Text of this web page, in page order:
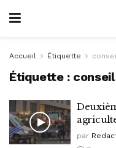
Accueil Étiquette
Étiquette :
par